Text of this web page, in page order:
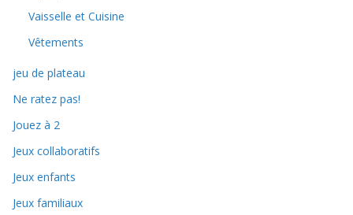
Vaisselle et Cuisine
Vêtements
jeu de plateau
Ne ratez pas!
Jouez à 2
Jeux collaboratifs
Jeux enfants
Jeux familiaux